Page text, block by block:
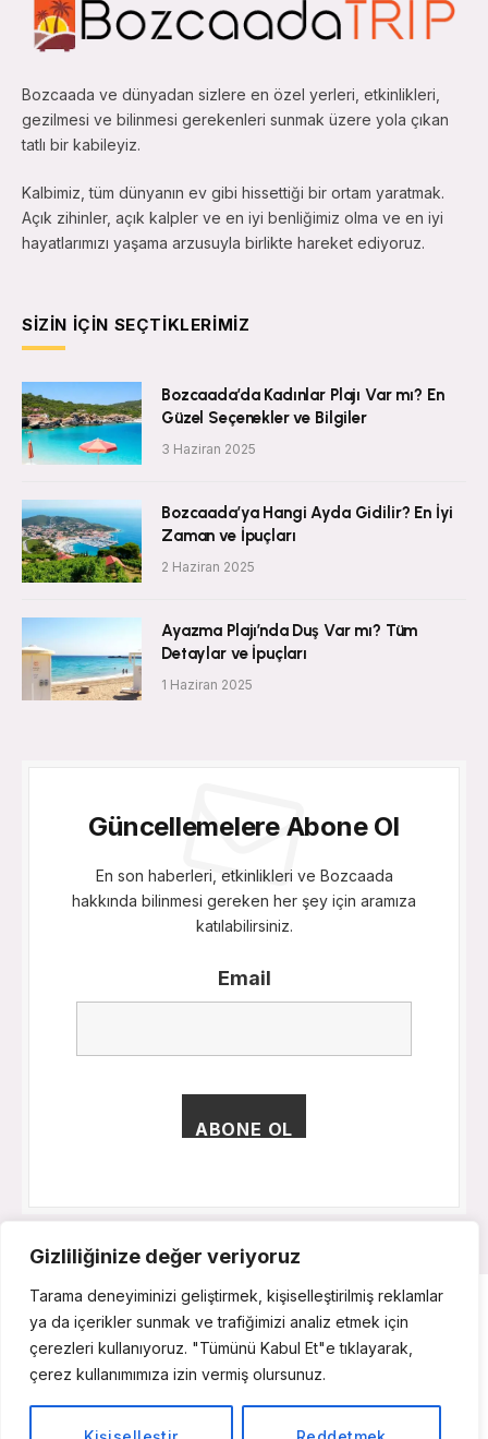
Gizliliğinize değer veriyoruz
Tarama deneyiminizi geliştirmek, kişiselleştirilmiş reklamlar
ya da içerikler sunmak ve trafiğimizi analiz etmek için
çerezleri kullanıyoruz. "Tümünü Kabul Et"e tıklayarak,
çerez kullanımımıza izin vermiş olursunuz.
Bozcaada ve dünyadan sizlere en özel yerleri, etkinlikleri,
gezilmesi ve bilinmesi gerekenleri sunmak üzere yola çıkan
tatlı bir kabileyiz.
Kalbimiz, tüm dünyanın ev gibi hissettiği bir ortam yaratmak.
Açık zihinler, açık kalpler ve en iyi benliğimiz olma ve en iyi
hayatlarımızı yaşama arzusuyla birlikte hareket ediyoruz.
SIZIN İÇIN SEÇTIKLERIMIZ
Bozcaada’da Kadınlar Plajı Var mı? En
Güzel Seçenekler ve Bilgiler
3 Haziran 2025
Bozcaada’ya Hangi Ayda Gidilir? En İyi
Zaman ve İpuçları
2 Haziran 2025
Ayazma Plajı’nda Duş Var mı? Tüm
Detaylar ve İpuçları
1 Haziran 2025
Güncellemelere Abone Ol
En son haberleri, etkinlikleri ve Bozcaada
hakkında bilinmesi gereken her şey için aramıza
katılabilirsiniz.
Email
Facebook
X
(Twitter)
Instagram
ANASAYFA
İŞLETMEMI KAYIT ETMEK İSTIYORUM